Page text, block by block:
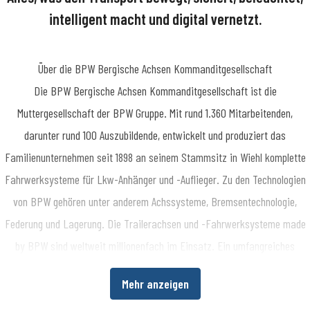
intelligent macht und digital vernetzt.
Mehr anzeigen
Über die BPW Bergische Achsen Kommanditgesellschaft
​Die BPW Bergische Achsen Kommanditgesellschaft ist die
Muttergesellschaft der BPW Gruppe. Mit rund 1.360 Mitarbeitenden,
darunter rund 100 Auszubildende, entwickelt und produziert das
Familienunternehmen seit 1898 an seinem Stammsitz in Wiehl komplette
Fahrwerksysteme für Lkw-Anhänger und -Auflieger. Zu den Technologien
von BPW gehören unter anderem Achssysteme, Bremsentechnologie,
Federung und Lagerung. Die Trailerachsen und -Fahrwerksysteme made
by BPW sind weltweit millionenfach im Einsatz. Ein umfangreiches
Dienstleistungsspektrum bietet Fahrzeugherstellern und -betreibern
darüber hinaus die Möglichkeit, die Wirtschaftlichkeit in ihren